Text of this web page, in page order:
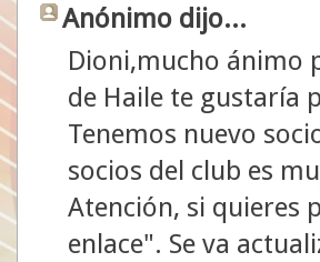
Anónimo dijo...
Dioni,mucho ánimo
de Haile te gustaría
Tenemos nuevo
socios del club es
Atención, si quieres
enlace". Se va